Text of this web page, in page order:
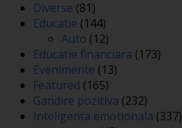
Diverse (81)
Educatie (144)
Auto (12)
Educatie financiara (173)
Evenimente (13)
Featured (165)
Gandire pozitiva (232)
Inteligenta emotionala (337)